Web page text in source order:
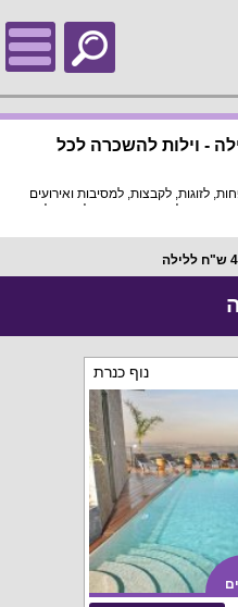
ש"ח ללילה - וילות להשכרה לכל
למשפחות, לזוגות, לקבצות, למסיבות ואירועים
או לצוות העובדים שלכם בוילה,
נוף כנרת